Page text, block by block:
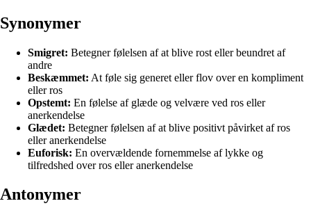
Synonymer
Smigret: Betegner følelsen af at blive rost eller beundret af
andre
Beskæmmet: At føle sig generet eller flov over en kompliment
eller ros
Opstemt: En følelse af glæde og velvære ved ros eller
anerkendelse
Glædet: Betegner følelsen af at blive positivt påvirket af ros
eller anerkendelse
Euforisk: En overvældende fornemmelse af lykke og
tilfredshed over ros eller anerkendelse
Antonymer